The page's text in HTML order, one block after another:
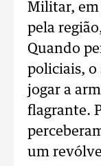
Militar,
pela
Quando
policiais, o
jogar a
flagrante.
um